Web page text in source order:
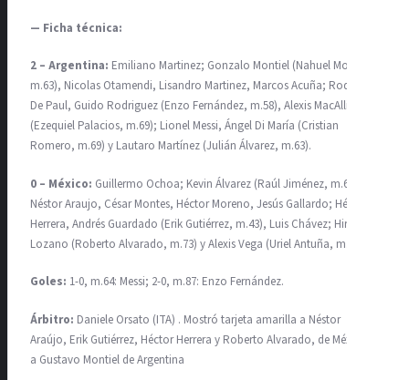
— Ficha técnica:
2 – Argentina: Emiliano Martinez; Gonzalo Montiel (Nahuel Molina,
m.63), Nicolas Otamendi, Lisandro Martinez, Marcos Acuña; Rodrigo
De Paul, Guido Rodriguez (Enzo Fernández, m.58), Alexis MacAllister
(Ezequiel Palacios, m.69); Lionel Messi, Ángel Di María (Cristian
Romero, m.69) y Lautaro Martínez (Julián Álvarez, m.63).
0 – México: Guillermo Ochoa; Kevin Álvarez (Raúl Jiménez, m.66),
Néstor Araujo, César Montes, Héctor Moreno, Jesús Gallardo; Héctor
Herrera, Andrés Guardado (Erik Gutiérrez, m.43), Luis Chávez; Hirving
Lozano (Roberto Alvarado, m.73) y Alexis Vega (Uriel Antuña, m.66).
Goles: 1-0, m.64: Messi; 2-0, m.87: Enzo Fernández.
Árbitro: Daniele Orsato (ITA) . Mostró tarjeta amarilla a Néstor
Araújo, Erik Gutiérrez, Héctor Herrera y Roberto Alvarado, de México y
a Gustavo Montiel de Argentina